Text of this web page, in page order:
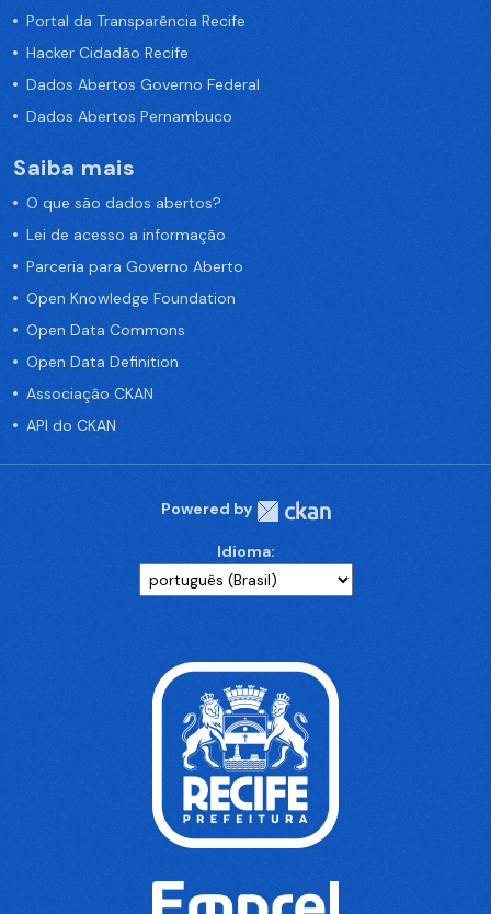
Portal da Transparência Recife
Hacker Cidadão Recife
Dados Abertos Governo Federal
Dados Abertos Pernambuco
Saiba mais
O que são dados abertos?
Lei de acesso a informação
Parceria para Governo Aberto
Open Knowledge Foundation
Open Data Commons
Open Data Definition
Associação CKAN
API do CKAN
Powered by
Idioma